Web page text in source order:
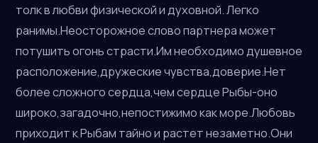
толк в любви физической и духовной. Легко
ранимы.Неосторожное слово партнера может
потушить огонь страсти.Им необходимо душевное
расположение,дружеские чувства,доверие.Нет
более сложного сердца,чем сердце Рыбы-оно
широко,загадочно,непостижимо как море.Любовь
приходит к Рыбам тайно и растет незаметно.Они